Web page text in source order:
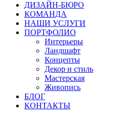
ДИЗАЙН-БЮРО
КОМАНДА
НАШИ УСЛУГИ
ПОРТФОЛИО
Интерьеры
Ландшафт
Концепты
Декор и стиль
Мастерская
Живопись
БЛОГ
КОНТАКТЫ